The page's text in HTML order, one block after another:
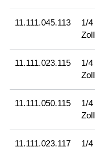
11.111.045.113
1/4
Zoll
11.111.023.115
1/4
Zoll
11.111.050.115
1/4
Zoll
11.111.023.117
1/4